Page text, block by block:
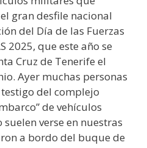
gran desfile nacional
del Día de las Fuerzas
2025, que este año se
Cruz de Tenerife el
Ayer muchas personas
del complejo
de vehículos
verse en nuestras
a bordo del buque de